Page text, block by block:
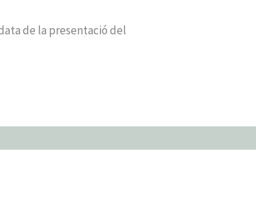
de la presentació del